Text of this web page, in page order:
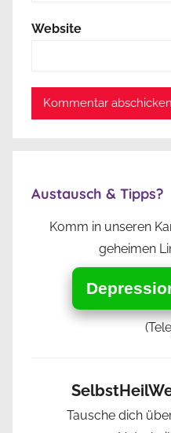
Website
Austausch & Tipps?
Komm in unseren
geheimen
Tausche dich